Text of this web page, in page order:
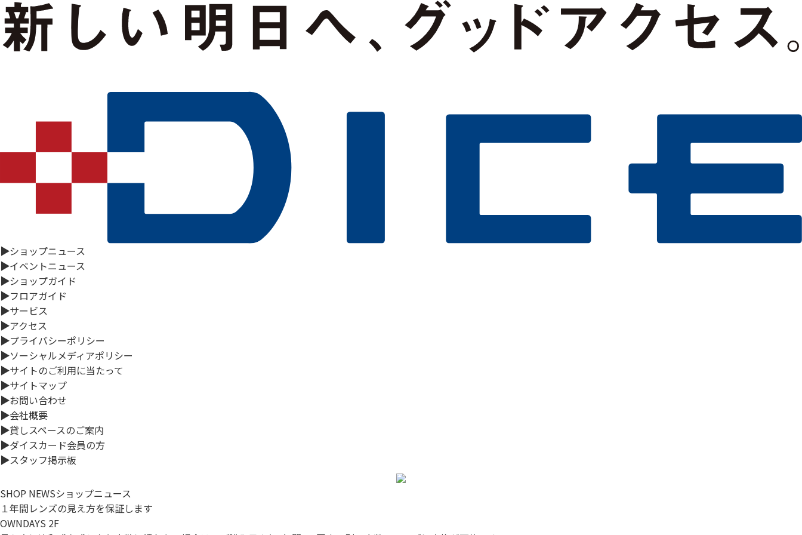
▶ショップニュース
▶イベントニュース
▶ショップガイド
▶フロアガイド
▶サービス
▶アクセス
▶プライバシーポリシー
▶ソーシャルメディアポリシー
▶サイトのご利用に当たって
▶サイトマップ
▶お問い合わせ
▶会社概要
▶貸しスペースのご案内
▶ダイスカード会員の方
▶スタッフ掲示板
SHOP NEWSショップニュース
１年間レンズの見え方を保証します
OWNDAYS 2F